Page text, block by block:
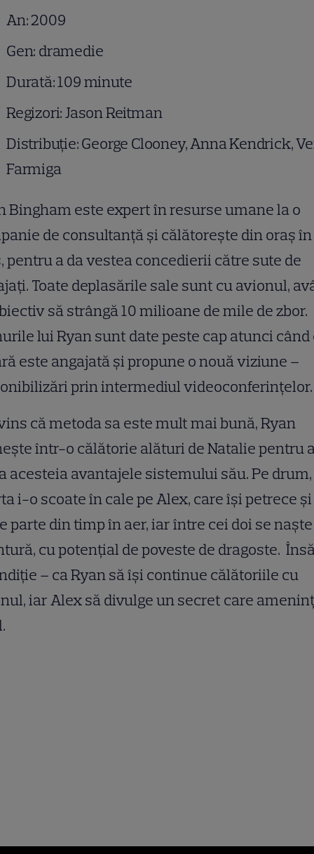
An: 2009
Gen: dramedie
Durată: 109 minute
Regizori: Jason Reitman
Distribuție: George Clooney, Anna Kendrick,
Farmiga
Bingham este expert în resurse umane la o
de consultanță și călătorește din oraș în
pentru a da vestea concedierii către sute de
Toate deplasările sale sunt cu avionul,
să strângă 10 milioane de mile de zbor.
lui Ryan sunt date peste cap atunci când
este angajată și propune o nouă viziune –
prin intermediul videoconferințelor.
că metoda sa este mult mai bună, Ryan
într-o călătorie alături de Natalie pentru
acesteia avantajele sistemului său. Pe drum,
i-o scoate în cale pe Alex, care își petrece
parte din timp în aer, iar între cei doi se
cu potențial de poveste de dragoste.
– ca Ryan să își continue călătoriile cu
iar Alex să divulge un secret care